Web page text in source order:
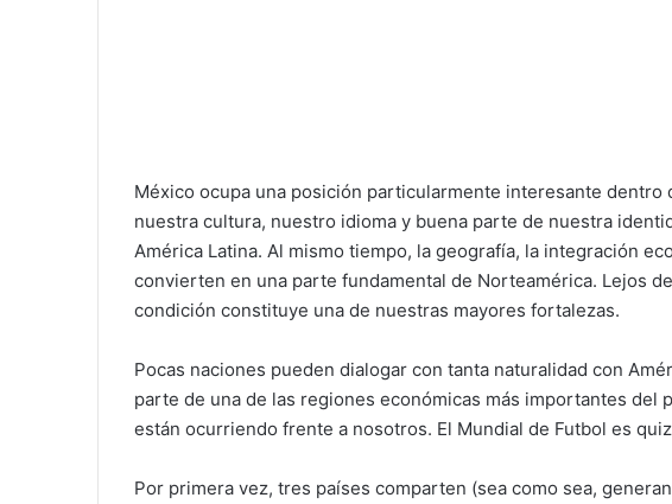
México ocupa una posición particularmente interesante dentro
nuestra cultura, nuestro idioma y buena parte de nuestra
América Latina. Al mismo tiempo, la geografía, la integración
convierten en una parte fundamental de Norteamérica. Lejos
condición constituye una de nuestras mayores fortalezas.
Pocas naciones pueden dialogar con tanta naturalidad con
parte de una de las regiones económicas más importantes del
están ocurriendo frente a nosotros. El Mundial de Futbol es
Por primera vez, tres países comparten (sea como sea,